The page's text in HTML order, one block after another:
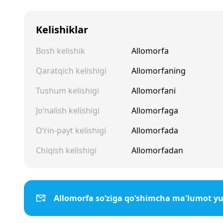
Kelishiklar
Bosh kelishik
Allomorfa
Qaratqich kelishigi
Allomorfaning
Tushum kelishigi
Allomorfani
Jo‘nalish kelishigi
Allomorfaga
O‘rin-payt kelishigi
Allomorfada
Chiqish kelishigi
Allomorfadan
Allomorfa so‘ziga qo‘shimcha ma'lumot